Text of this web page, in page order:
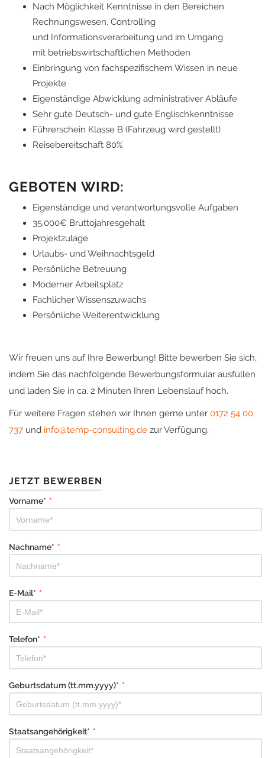
Nach Möglichkeit Kenntnisse in den Bereichen
Rechnungswesen, Controlling
und Informationsverarbeitung und im Umgang
mit betriebswirtschaftlichen Methoden
Einbringung von fachspezifischem Wissen in neue
Projekte
Eigenständige Abwicklung administrativer Abläufe
Sehr gute Deutsch- und gute Englischkenntnisse
Führerschein Klasse B (Fahrzeug wird gestellt)
Reisebereitschaft 80%
GEBOTEN WIRD:
Eigenständige und verantwortungsvolle Aufgaben
35.000€ Bruttojahresgehalt
Projektzulage
Urlaubs- und Weihnachtsgeld
Persönliche Betreuung
Moderner Arbeitsplatz
Fachlicher Wissenszuwachs
Persönliche Weiterentwicklung
Wir freuen uns auf Ihre Bewerbung! Bitte bewerben Sie sich,
indem Sie das nachfolgende Bewerbungsformular ausfüllen
und laden Sie in ca. 2 Minuten Ihren Lebenslauf hoch.
Für weitere Fragen stehen wir Ihnen gerne unter 0172 54 00
737 und info@temp-consulting.de zur Verfügung.
JETZT BEWERBEN
Vorname* *
Nachname* *
E-Mail* *
Telefon* *
Geburtsdatum (tt.mm.yyyy)* *
Staatsangehörigkeit* *